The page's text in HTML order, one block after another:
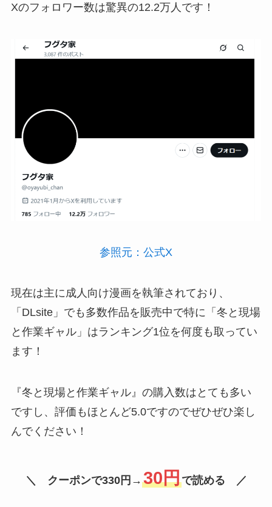
Xのフォロワー数は驚異の12.2万人です！
参照元：公式X
現在は主に成人向け漫画を執筆されており、
「DLsite」でも多数作品を販売中で特に「冬と現場
と作業ギャル」はランキング1位を何度も取ってい
ます！
『冬と現場と作業ギャル』の購入数はとても多い
ですし、評価もほとんど5.0ですのでぜひぜひ楽し
んでください！
＼ クーポンで330円→ 30円で読める ／